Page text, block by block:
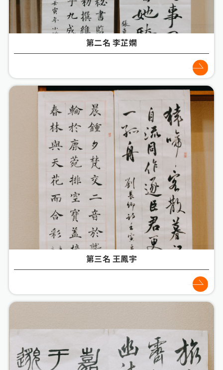
第二名 李芷嫻
第三名 王鳳宇